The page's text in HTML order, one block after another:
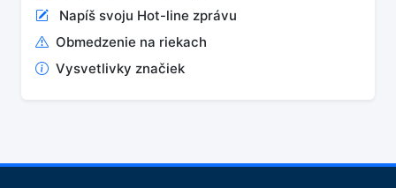
Napíš svoju Hot-line zprávu
Obmedzenie na riekach
Vysvetlivky značiek